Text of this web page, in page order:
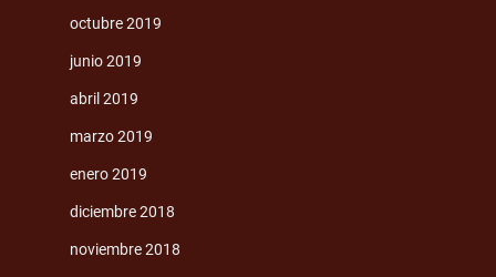
octubre 2019
junio 2019
abril 2019
marzo 2019
enero 2019
diciembre 2018
noviembre 2018